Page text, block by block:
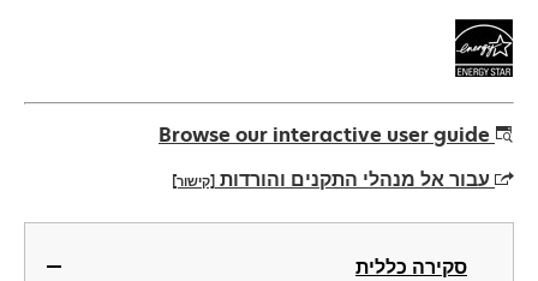
עבור אל מנהלי התקנים והורדות [קישור]
opens
סקירה כללית